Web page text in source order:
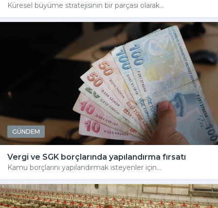
Küresel büyüme stratejisinin bir parçası olarak...
GÜNDEM
Vergi ve SGK borçlarında yapılandırma fırsatı
Kamu borçlarını yapılandırmak isteyenler için...